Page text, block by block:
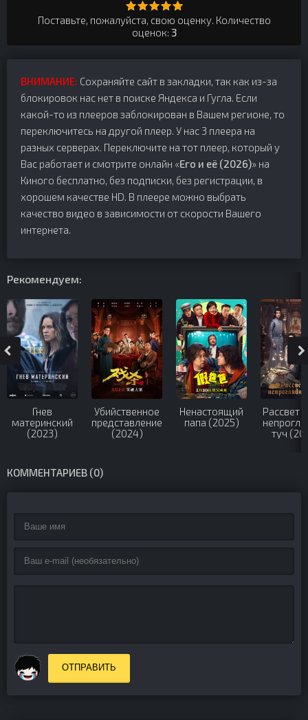
Поставьте, пожалуйста, свою оценку. Количество
оценок: 3
ВНИМАНИЕ: Сохраняйте сайт в закладки, так как из-за
блокировок нас нет в поиске Яндекса и Гугла. Если
какой-то из плееров заблокирован в Вашем регионе, то
переключитесь на другой плеер. У нас 3 плеера на
разных серверах. Переключите на тот плеер, который у
Вас работает и смотрите онлайн «Его и её (2026)» на
Киного бесплатно, без подписки, без регистрации, в
хорошем качестве HD. В плеере можно выбрать
качество видео в зависимости от скорости Вашего
интернета.
Рекомендуем:
Гнев
материнский
(2023)
Убийственное
представление
(2024)
Ненастоящий
папа (2025)
Рассвет
туч
КОММЕНТАРИЕВ (0)
ОТПРАВИТЬ